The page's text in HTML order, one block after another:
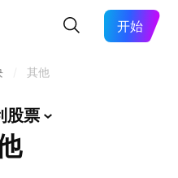
开始
其他
股票